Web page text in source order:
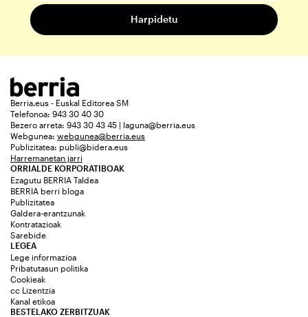
Berria.eus - Euskal Editorea SM
Telefonoa: 943 30 40 30
Bezero arreta: 943 30 43 45 | laguna@berria.eus
Webgunea: webgunea@berria.eus
Publizitatea: publi@bidera.eus
Harremanetan jarri
ORRIALDE KORPORATIBOAK
Ezagutu BERRIA Taldea
BERRIA berri bloga
Publizitatea
Galdera-erantzunak
Kontratazioak
Sarebide
LEGEA
Lege informazioa
Pribatutasun politika
Cookieak
cc Lizentzia
Kanal etikoa
BESTELAKO ZERBITZUAK